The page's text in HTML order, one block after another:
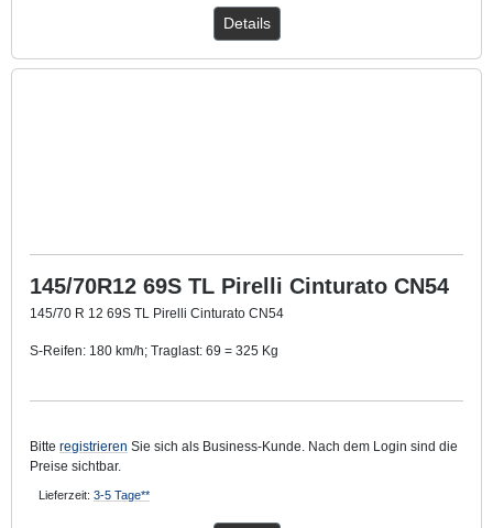
Details
145/70R12 69S TL Pirelli Cinturato CN54
145/70 R 12 69S TL Pirelli Cinturato CN54
S-Reifen: 180 km/h; Traglast: 69 = 325 Kg
Bitte registrieren Sie sich als Business-Kunde. Nach dem Login sind die
Preise sichtbar.
Lieferzeit: 3-5 Tage**